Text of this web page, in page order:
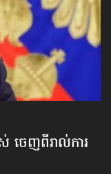
ចេញពី​រាល់ការ